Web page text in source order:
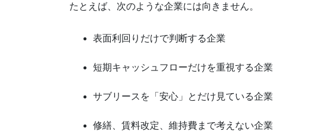
たとえば、次のような企業には向きません。
表面利回りだけで判断する企業
短期キャッシュフローだけを重視する企業
サブリースを「安心」とだけ見ている企業
修繕、賃料改定、維持費まで考えない企業